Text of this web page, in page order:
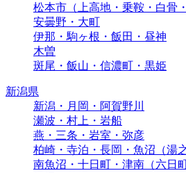
松本市（上高地・乗鞍・白骨
安曇野・大町
伊那・駒ヶ根・飯田・昼神
木曽
斑尾・飯山・信濃町・黒姫
新潟県
新潟・月岡・阿賀野川
瀬波・村上・岩船
燕・三条・岩室・弥彦
柏崎・寺泊・長岡・魚沼（湯之
南魚沼・十日町・津南（六日町